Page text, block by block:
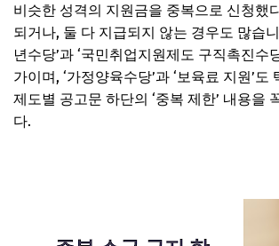
비슷한 성격의 지원금을 중복으로 신청했
되거나, 둘 다 지급되지 않는 경우도 많습
년수당’과 ‘국민취업지원제도 구직촉진수
가이며, ‘가정양육수당’과 ‘보육료 지원’도
제도별 공고문 하단의 ‘중복 제한’ 내용을
다.